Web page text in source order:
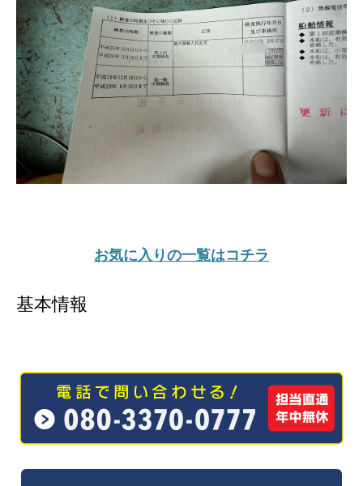
お気に入りの一覧はコチラ
基本情報